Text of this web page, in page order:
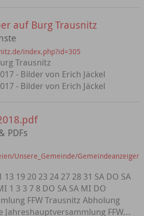
auf Burg Trausnitz
index.php?id=305
Trausnitz
- Bilder von Erich Jäckel
- Bilder von Erich Jäckel
PDFs
Unsere_Gemeinde/Gemeindeanzeiger
13 19 20 23 24 27 28 31 SA DO SA
1 3 3 7 8 DO SA SA MI DO
FFW Trausnitz Abholung
FFW...